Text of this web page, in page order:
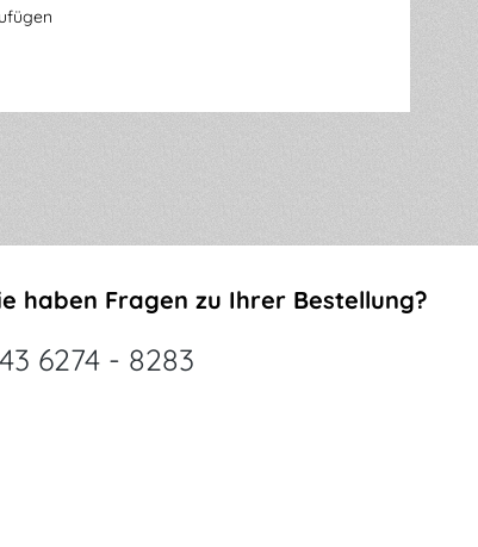
haben Fragen zu Ihrer Bestellung?
6274 - 8283